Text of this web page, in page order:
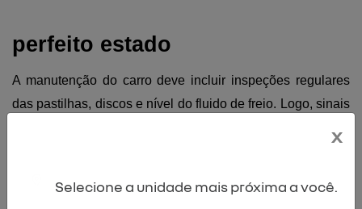
perfeito estado
A manutenção do carro deve incluir inspeções regulares
das pastilhas, discos e nível do fluido de freio. Logo, sinais
sistema de freios a cada 10.000 km e a troca do fluido a
x
Selecione a unidade mais próxima a você.